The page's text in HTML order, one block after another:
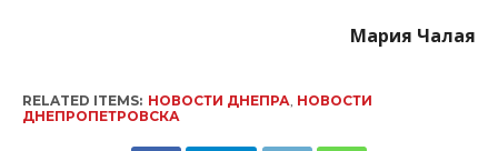
Мария Чалая
RELATED ITEMS: НОВОСТИ ДНЕПРА НОВОСТИ
ДНЕПРОПЕТРОВСКА